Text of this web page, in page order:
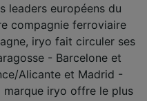
leaders européens du
compagnie ferroviaire
iryo fait circuler ses
- Barcelone et
Alicante et Madrid -
marque iryo offre le plus